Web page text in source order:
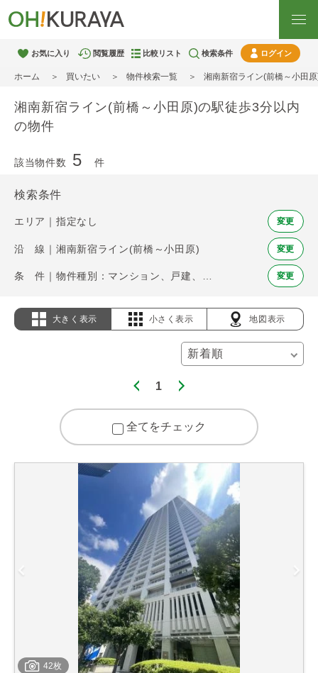
お気に入り 閲覧履歴 比較リスト 検索条件 ログイン
ホーム 買いたい 物件検索一覧 湘南新宿ライン(前橋～小田
湘南新宿ライン(前橋～小田原)の駅徒歩3分以内
の物件
該当物件数 5 件
検索条件
エリア｜指定なし 変更
沿 線｜湘南新宿ライン(前橋～小田原) 変更
変更
大きく表示 小さく表示 地図表示
1
全てをチェック
42枚